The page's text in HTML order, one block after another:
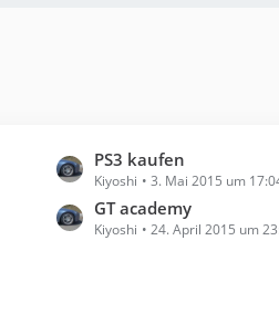
L
e
t
z
PS3 kaufen
Kiyoshi 3. Mai 2015 um
GT academy
Kiyoshi 24. April 2015 um